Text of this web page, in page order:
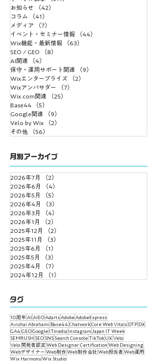
【参加レポート】
Japan IT Week【春】
2025 デジタルマーケテ
ィング展に行ってきま
した！
お知らせ
（42）
コラム
（41）
メディア
（7）
イベント・セミナー情報
（44）
Wix機能・最新情報
（63）
SEO / GEO
（8）
AI関連
（4）
保守・運用サポート関連
（9）
Wixエンタープライズ
（2）
Wixアンバサダー
（7）
Wix.com関連
（25）
Base44
（5）
Google関連
（9）
Velo by Wix
（2）
その他
（56）
月別アーカイブ
2026年7月 （2）
2026年6月
（4）
2026年5月
（5）
2026年4月
（3）
2026年3月
（4）
2026年1月
（2）
2025年12月
（2）
2025年11月
（3）
2025年6月
（1）
2025年5月
（3）
2025年4月
（7）
2024年12月
（1）
タグ
10周年 AI AIEO Adarts Adobe AdobeExpress
Avishai Abrahami Base44 Chatwork Core Web Vitals DTP DX
GA4 GEO Google ITmedia Instagram Japan IT Week
SEMRUSH SEO SNS Search Console TikTok UX Velo
Velo 開発者認定 Web Designer Certification Web Designing
Webデザイナー Web制作 Web制作会社 Web担当者 Web運用
Wix Harmony Wix Studio